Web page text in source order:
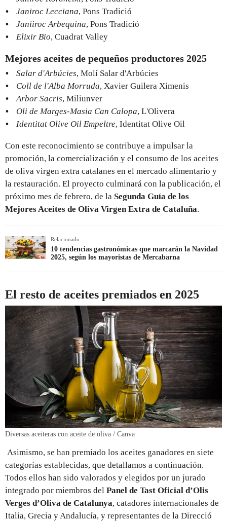
Janiroc Lecciana, Pons Tradició
Janiiroc Arbequina, Pons Tradició
Elixir Bio, Cuadrat Valley
Mejores aceites de pequeños productores 2025
Salar d'Arbúcies, Molí Salar d'Arbúcies
Coll de l'Alba Morruda, Xavier Guilera Ximenis
Arbor Sacris, Miliunver
Oli de Marges-Masia Can Calopa, L'Olivera
Identitat Olive Oil Empeltre, Identitat Olive Oil
Con este reconocimiento se contribuye a impulsar la
promoción, la comercialización y el consumo de los aceites
de oliva virgen extra catalanes en el mercado alimentario y
la restauración. El proyecto culminará con la publicación, el
próximo mes de febrero, de la Segunda Guía de los
Mejores Aceites de Oliva Virgen Extra de Cataluña.
Relacionado
10 tendencias gastronómicas que marcarán la Navidad
2025, según los mayoristas de Mercabarna
El resto de aceites premiados en 2025
Diversas aceiteras con aceite de oliva / Canva
Asimismo, se han premiado los aceites ganadores en siete
categorías establecidas, que detallamos a continuación.
Todos ellos han sido valorados y elegidos por un jurado
integrado por miembros del Panel de Tast Oficial d’Olis
Verges d’Oliva de Catalunya, catadores internacionales de
Italia, Grecia y Andalucía, y representantes de la Direcció